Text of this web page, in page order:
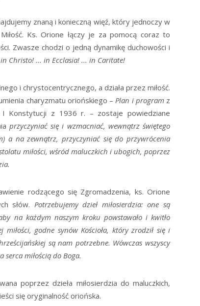
znaną i konieczną więź, który jednoczy w
Ks. Orione łączy je za pomocą coraz to
Zwasze chodzi o jedną dynamikę duchowości i
Christo! ... in Ecclasia! ... in Caritate!
i chrystocentrycznego, a działa przez miłość.
charyzmatu oriońskiego –Plan i program z
Konstytucji z 1936 r. – zostaje powiedziane
przyczyniać się i wzmacniać, wewnątrz świętego
a na zewnątrz, przyczyniać się do przywrócenia
miłości, wśród maluczkich i ubogich, poprzez
rodzącego się Zgromadzenia, ks. Orione
słów. Potrzebujemy dzieł miłosierdzia: one są
na każdym naszym kroku powstawało i kwitło
miłości, godne synów Kościoła, który zrodził się i
są nam potrzebne. Wówczas wszyscy
serca miłością do Boga.
poprzez dzieła miłosierdzia do maluczkich,
się oryginalność oriońska.